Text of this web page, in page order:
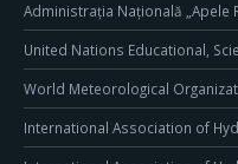
Administrația Națională „Apele
United Nations Educational,
World Meteorological
International Association of